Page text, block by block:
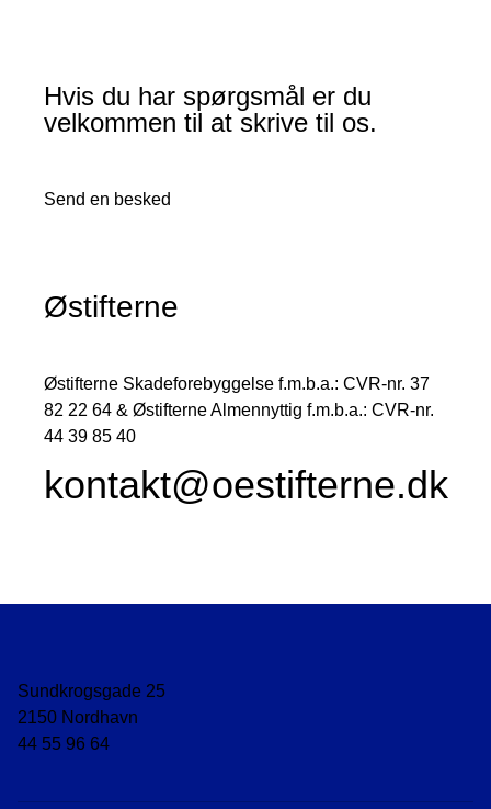
Hvis du har spørgsmål er du
velkommen til at skrive til os.
Send en besked
Østifterne
Østifterne Skadeforebyggelse f.m.b.a.: CVR-nr. 37
82 22 64 & Østifterne Almennyttig f.m.b.a.: CVR-nr.
44 39 85 40
kontakt@oestifterne.dk
Sundkrogsgade 25
2150 Nordhavn
44 55 96 64